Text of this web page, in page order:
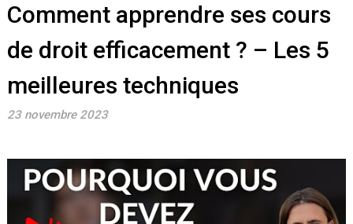
Comment apprendre ses cours
de droit efficacement ? – Les 5
meilleures techniques
23 novembre 2023